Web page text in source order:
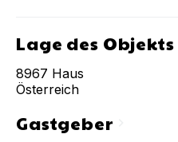
Lage des Objekts
8967 Haus
Österreich
Gastgeberchevron_right